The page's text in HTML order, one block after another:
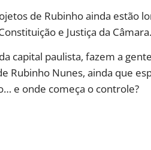
de Rubinho ainda estão
e Justiça da
capital paulista, fazem a
Rubinho Nunes, ainda que
e onde começa o controle?